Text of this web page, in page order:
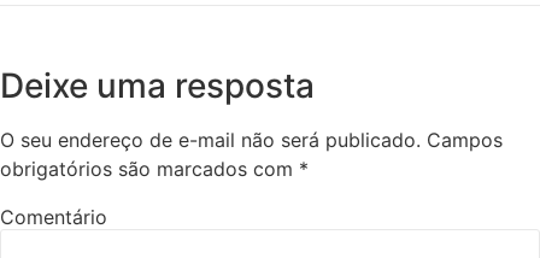
Deixe uma resposta
O seu endereço de e-mail não será publicado. Campos
obrigatórios são marcados com *
Comentário